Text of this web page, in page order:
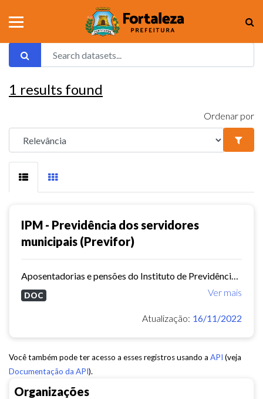
Organizações
1 results found
Ordenar por
IPM - Previdência dos servidores
municipais (Previfor)
Ver mais
DOC
Atualização: 16/11/2022
Você também pode ter acesso a esses registros usando a API (veja
Documentação da API).